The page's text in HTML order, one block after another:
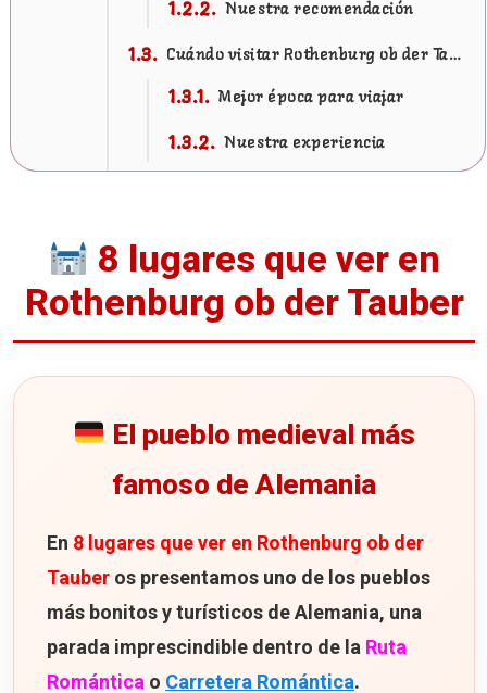
Nuestra recomendación
Cuándo visitar Rothenburg ob der Tauber
Mejor época para viajar
Nuestra experiencia
Una muralla medieval casi intacta
Wolfgangskirche y la torre Klingen
Curiosidad
Nuestra opinión
El Ayuntamiento de Rothenburg
8 lugares que ver en
Rothenburg ob der Tauber
El pueblo medieval más
famoso de Alemania
En 8 lugares que ver en Rothenburg ob der
Tauber os presentamos uno de los pueblos
más bonitos y turísticos de Alemania, una
parada imprescindible dentro de la Ruta
Romántica o Carretera Romántica.